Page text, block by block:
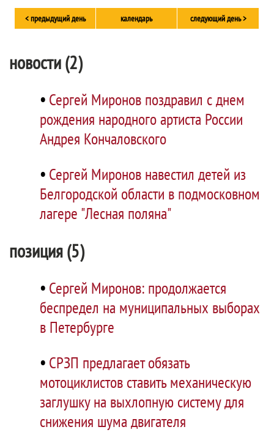
< предыдущий день календарь следующий день >
новости (2)
• Сергей Миронов поздравил с днем
рождения народного артиста России
Андрея Кончаловского
• Сергей Миронов навестил детей из
Белгородской области в подмосковном
лагере "Лесная поляна"
позиция (5)
• Сергей Миронов: продолжается
беспредел на муниципальных выборах
в Петербурге
• СРЗП предлагает обязать
мотоциклистов ставить механическую
заглушку на выхлопную систему для
снижения шума двигателя